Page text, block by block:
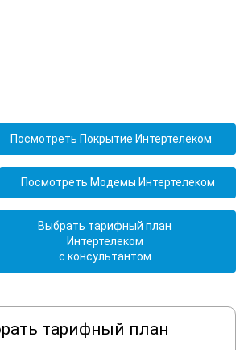
Посмотреть Покрытие Интертелеком
Посмотреть Модемы Интертелеком
Выбрать тарифный план
Интертелеком
с консультантом
тарифный план